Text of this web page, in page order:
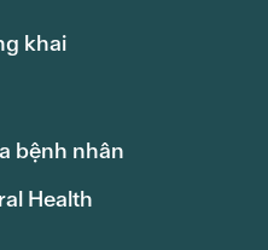
khai
bệnh nhân
Health